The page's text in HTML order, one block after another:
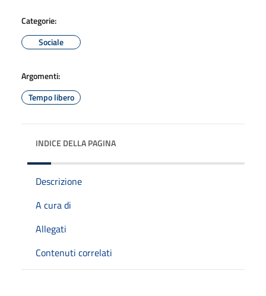
Categorie:
Sociale
Argomenti:
Tempo libero
INDICE DELLA PAGINA
Descrizione
A cura di
Allegati
Contenuti correlati